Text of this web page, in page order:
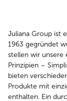
Juliana Group ist
1963 gegründet
stellen wir unsere
Prinzipien –
bieten
Produkte mit
enthalten. Ein